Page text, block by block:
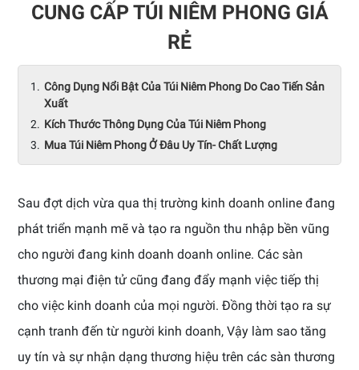
CUNG CẤP TÚI NIÊM PHONG GIÁ
RẺ
Công Dụng Nổi Bật Của Túi Niêm Phong Do Cao Tiến Sản
Xuất
Kích Thước Thông Dụng Của Túi Niêm Phong
Mua Túi Niêm Phong Ở Đâu Uy Tín- Chất Lượng
Sau đợt dịch vừa qua thị trường kinh doanh online đang
phát triển mạnh mẽ và tạo ra nguồn thu nhập bền vũng
cho người đang kinh doanh doanh online. Các sàn
thương mại điện tử cũng đang đẩy mạnh việc tiếp thị
cho việc kinh doanh của mọi người. Đồng thời tạo ra sự
cạnh tranh đến từ người kinh doanh, Vậy làm sao tăng
uy tín và sự nhận dạng thương hiệu trên các sàn thương